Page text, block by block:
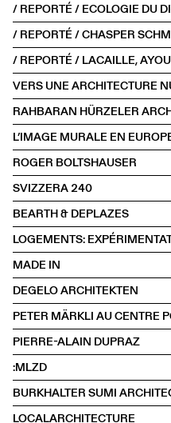
/ REPORTÉ / ECOLOGIE DU
VERS UNE ARCHITECTURE
RAHBARAN HÜRZELER
L’IMAGE MURALE EN
ROGER BOLTSHAUSER
SVIZZERA 240
BEARTH & DEPLAZES
MADE IN
DEGELO ARCHITEKTEN
PETER MÄRKLI AU CENTRE
PIERRE-ALAIN DUPRAZ
:MLZD
BURKHALTER SUMI
LOCALARCHITECTURE